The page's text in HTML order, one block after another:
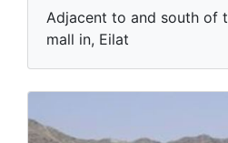
Adjacent to and south of
mall in, Eilat